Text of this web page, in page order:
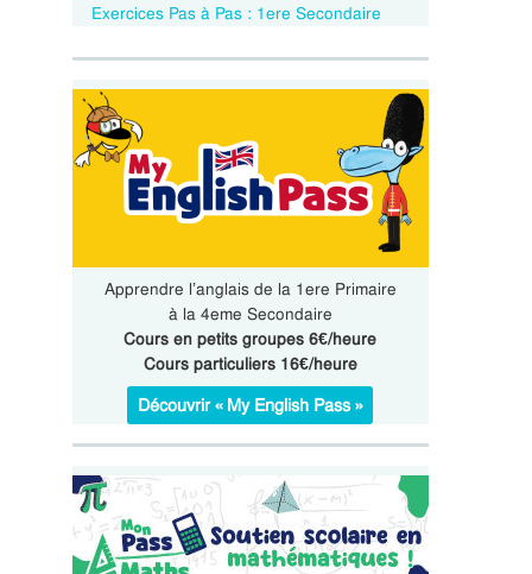
Exercices Pas à Pas : 1ere Secondaire
Apprendre l’anglais de la 1ere Primaire
à la 4eme Secondaire
Cours en petits groupes 6€/heure
Cours particuliers 16€/heure
Découvrir « My English Pass »